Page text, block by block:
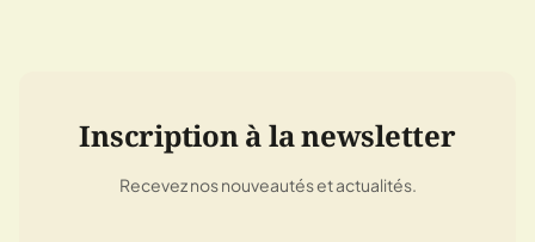
Inscription à la newsletter
Recevez nos nouveautés et actualités.